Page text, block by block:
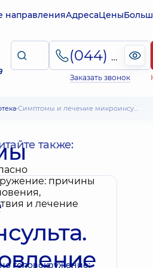
направленияАдресаЦены
(044) 495-2-888
Заказать звонок
Симптомы и лечение микроинсульта. Восстановление здоровья
также:
головокружение: